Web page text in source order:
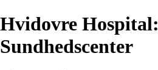
Hvidovre
Sundhedscenter